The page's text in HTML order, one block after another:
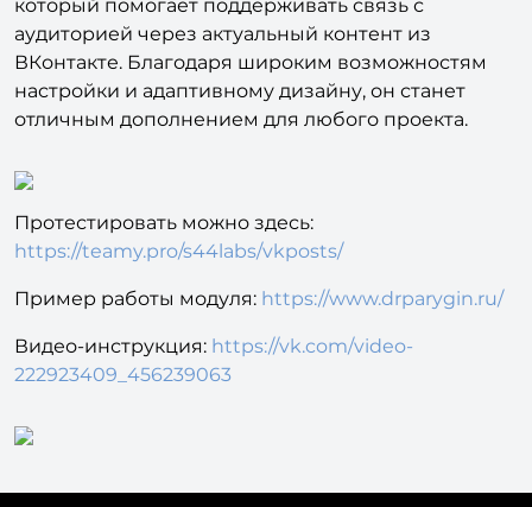
владельцев сайтов на платформе Битрикс,
который помогает поддерживать связь с
аудиторией через актуальный контент из
ВКонтакте. Благодаря широким возможностям
настройки и адаптивному дизайну, он станет
Протестировать можно здесь:
https://teamy.pro/s44labs/vkposts/
Пример работы модуля:https://www.drparygin.ru/
Видео-инструкция:https://vk.com/video-